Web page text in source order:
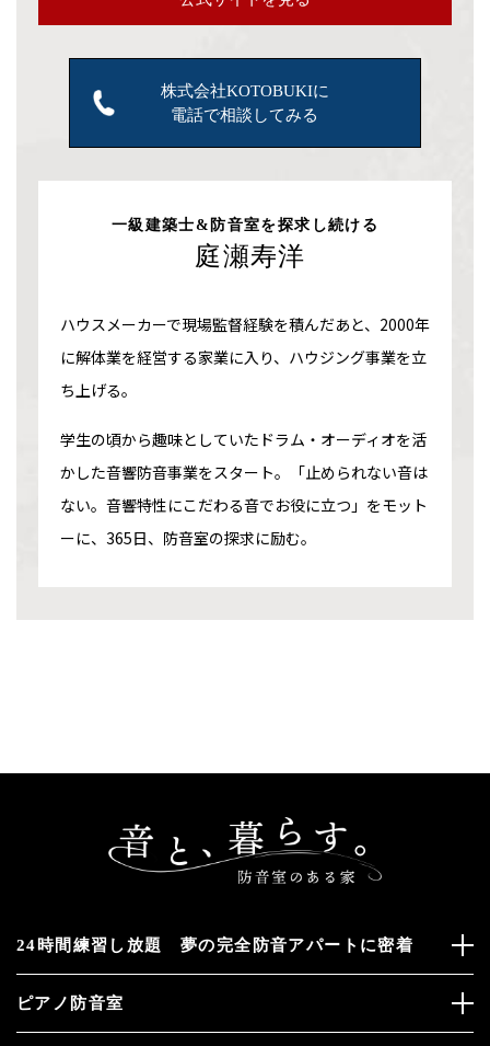
株式会社KOTOBUKIに
電話で相談してみる
一級建築士&防音室を探求し続ける
庭瀬寿洋
ハウスメーカーで現場監督経験を積んだあと、2000年
に解体業を経営する家業に入り、ハウジング事業を立
ち上げる。
学生の頃から趣味としていたドラム・オーディオを活
かした音響防音事業をスタート。「止められない音は
ない。音響特性にこだわる音でお役に立つ」をモット
ーに、365日、防音室の探求に励む。
24時間練習し放題 夢の完全防音アパートに密着
ピアノ防音室